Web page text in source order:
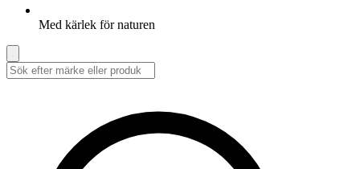
Med kärlek för naturen